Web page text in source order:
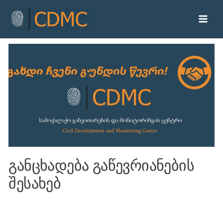
განცხადება გაწევრიანების
შესახებ